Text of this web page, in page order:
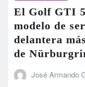
El Golf GTI
modelo de
delantera
de
José Armando